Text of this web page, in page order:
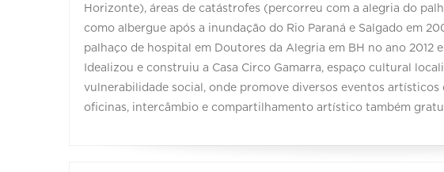
Horizonte), áreas de catástrofes (percorreu com a alegria do
como albergue após a inundação do Rio Paraná e Salgado em
palhaço de hospital em Doutores da Alegria em BH no ano 2012
Idealizou e construiu a Casa Circo Gamarra, espaço cultural
vulnerabilidade social, onde promove diversos eventos
oficinas, intercâmbio e compartilhamento artístico também